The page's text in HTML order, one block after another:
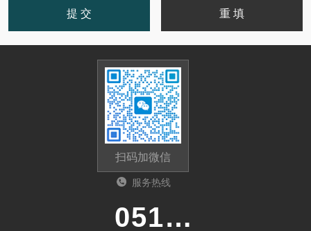
扫码加微信
服务热线
0513-87510026